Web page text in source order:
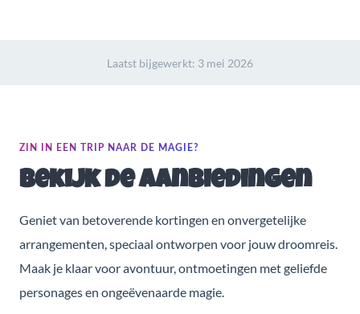
Laatst bijgewerkt: 3 mei 2026
ZIN IN EEN TRIP NAAR DE MAGIE?
Bekijk de aanbiedingen
Geniet van betoverende kortingen en onvergetelijke
arrangementen, speciaal ontworpen voor jouw droomreis.
Maak je klaar voor avontuur, ontmoetingen met geliefde
personages en ongeëvenaarde magie.